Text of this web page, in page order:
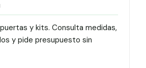
y kits. Consulta medidas,
y pide presupuesto sin